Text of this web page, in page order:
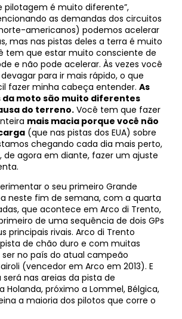
pilotagem é muito diferente”,
as demandas dos circuitos
americanos) podemos acelerar
mas nas pistas deles a terra é muito
tem que estar muito consciente de
e não pode acelerar. Às vezes você
para ir mais rápido, o que
fazer minha cabeça entender. As
moto são muito diferentes
do terreno.Você tem que fazer
mais macia porque você não
(que nas pistas dos EUA) sobre
chegando cada dia mais perto,
de agora em diante, fazer um ajuste
o seu primeiro Grande
neste fim de semana, com a quarta
que acontece em Arco di Trento,
de uma sequência de dois GPs
principais rivais. Arco di Trento
de chão duro e com muitas
no país do atual campeão
(vencedor em Arco em 2013). E
nas areias da pista de
Holanda, próximo a Lommel, Bélgica,
a maioria dos pilotos que corre o